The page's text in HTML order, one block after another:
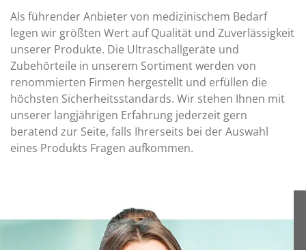
Als führender Anbieter von medizinischem Bedarf
legen wir größten Wert auf Qualität und Zuverlässigkeit
unserer Produkte. Die Ultraschallgeräte und
Zubehörteile in unserem Sortiment werden von
renommierten Firmen hergestellt und erfüllen die
höchsten Sicherheitsstandards. Wir stehen Ihnen mit
unserer langjährigen Erfahrung jederzeit gern
beratend zur Seite, falls Ihrerseits bei der Auswahl
eines Produkts Fragen aufkommen.